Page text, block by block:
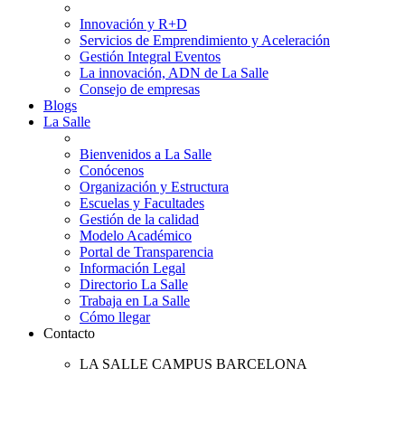
Innovación y R+D
Servicios de Emprendimiento y Aceleración
Gestión Integral Eventos
La innovación, ADN de La Salle
Consejo de empresas
Blogs
La Salle
Bienvenidos a La Salle
Conócenos
Organización y Estructura
Escuelas y Facultades
Gestión de la calidad
Modelo Académico
Portal de Transparencia
Información Legal
Directorio La Salle
Trabaja en La Salle
Cómo llegar
Contacto
LA SALLE CAMPUS BARCELONA